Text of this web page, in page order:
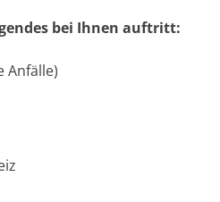
bei Ihnen auftritt:
Anfälle)